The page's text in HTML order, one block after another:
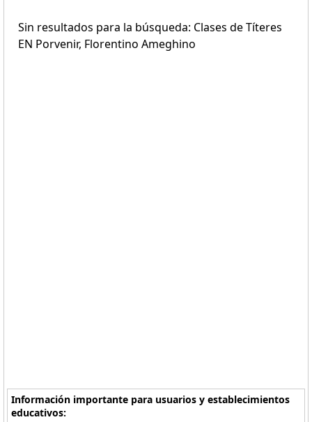
Sin resultados para la búsqueda: Clases de Títeres
EN Porvenir, Florentino Ameghino
Información importante para usuarios y establecimientos
educativos: